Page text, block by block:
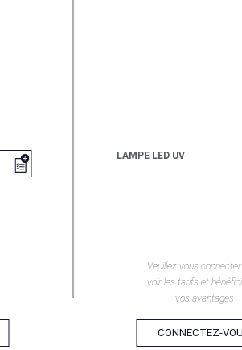
LAMPE LED UV
Veuillez vous
voir les tarifs et
vos avantages
CONNECTEZ-
EN SAVOIR +